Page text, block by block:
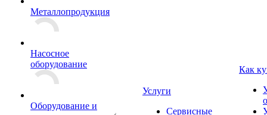
Металлопродукция
Насосное
оборудование
Оборудование и
Услуги
Сервисные
Как